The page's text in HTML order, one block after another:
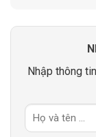
Nhập thông